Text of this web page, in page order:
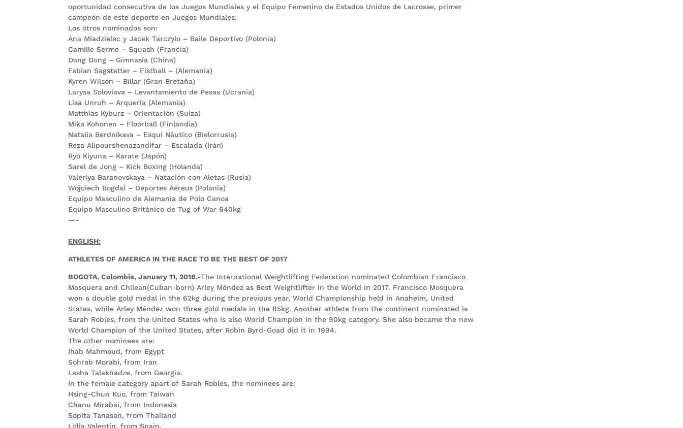
oportunidad consecutiva de los Juegos Mundiales y el Equipo Femenino de Estados Unidos de Lacrosse, primer
campeón de este deporte en Juegos Mundiales.
Los otros nominados son:
Ana Miadzielec y Jacek Tarczylo – Baile Deportivo (Polonia)
Camille Serme – Squash (Francia)
Dong Dong – Gimnasia (China)
Fabian Sagstetter – Fistball – (Alemania)
Kyren Wilson – Billar (Gran Bretaña)
Larysa Soloviova – Levantamiento de Pesas (Ucrania)
Lisa Unruh – Arqueria (Alemania)
Matthias Kyburz – Orientación (Suiza)
Mika Kohonen – Floorball (Finlandia)
Natalia Berdnikava – Esquí Náutico (Bielorrusia)
Reza Alipourshenazandifar – Escalada (Irán)
Ryo Kiyuna – Karate (Japón)
Sarel de Jong – Kick Boxing (Holanda)
Valeriya Baranovskaya – Natación con Aletas (Rusia)
Wojciech Bogdal – Deportes Aéreos (Polonia)
Equipo Masculino de Alemania de Polo Canoa
Equipo Masculino Británico de Tug of War 640kg
—-
ENGLISH:
ATHLETES OF AMERICA IN THE RACE TO BE THE BEST OF 2017
BOGOTA, Colombia, January 11, 2018.-The International Weightlifting Federation nominated Colombian Francisco
Mosquera and Chilean(Cuban-born) Arley Méndez as Best Weightlifter in the World in 2017. Francisco Mosquera
won a double gold medal in the 62kg during the previous year, World Championship held in Anaheim, United
States, while Arley Méndez won three gold medals in the 85kg. Another athlete from the continent nominated is
Sarah Robles, from the United States who is also World Champion in the 90kg category. She also became the new
World Champion of the United States, after Robin Byrd-Goad did it in 1994.
The other nominees are:
Ihab Mahmoud, from Egypt
Sohrab Morabi, from Iran
Lasha Talakhadze, from Georgia.
In the female category apart of Sarah Robles, the nominees are:
Hsing-Chun Kuo, from Taiwan
Chanu Mirabai, from Indonesia
Sopita Tanasan, from Thailand
Lidia Valentín, from Spain.